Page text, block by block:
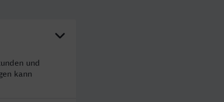
und
kann